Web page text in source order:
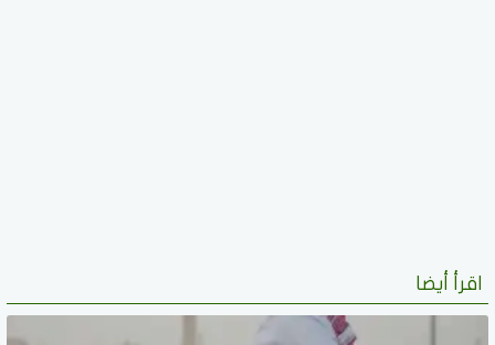
اقرأ أيضا